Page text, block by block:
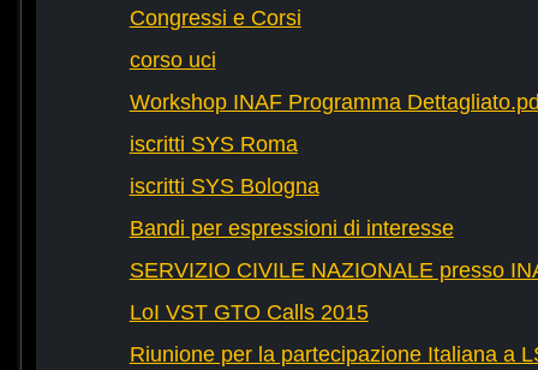
Congressi e Corsi
corso uci
Workshop INAF Programma
iscritti SYS Roma
iscritti SYS Bologna
Bandi per espressioni di interesse
SERVIZIO CIVILE NAZIONALE presso
LoI VST GTO Calls 2015
Riunione per la partecipazione Italiana a